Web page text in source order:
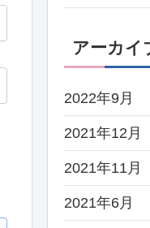
アーカイ
2022年9月
2021年12月
2021年11月
2021年6月